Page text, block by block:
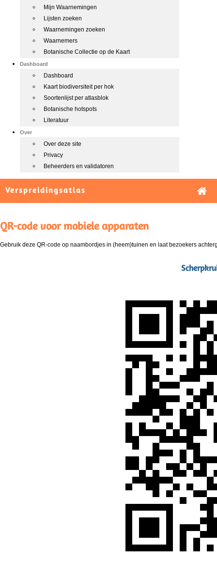
Mijn Waarnemingen
Lijsten zoeken
Waarnemingen zoeken
Waarnemers
Botanische Collectie op de Kaart
Dashboard
Dashboard
Kaart biodiversiteit per hok
Soortenlijst per atlasblok
Botanische hotspots
Literatuur
Over
Over deze site
Privacy
Beheerders en validatoren
Verspreidingsatlas
QR-code voor mobiele apparaten
Gebruik deze QR-code op naambordjes in (heem)tuinen en laat bezoekers